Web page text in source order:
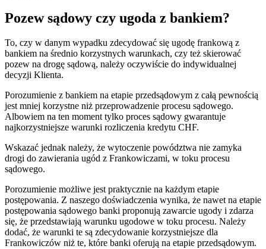
Pozew sądowy czy ugoda z bankiem?
To, czy w danym wypadku zdecydować się ugodę frankową z
bankiem na średnio korzystnych warunkach, czy też skierować
pozew na drogę sądową, należy oczywiście do indywidualnej
decyzji Klienta.
Porozumienie z bankiem na etapie przedsądowym z całą pewnością
jest mniej korzystne niż przeprowadzenie procesu sądowego.
Albowiem na ten moment tylko proces sądowy gwarantuje
najkorzystniejsze warunki rozliczenia kredytu CHF.
Wskazać jednak należy, że wytoczenie powództwa nie zamyka
drogi do zawierania ugód z Frankowiczami, w toku procesu
sądowego.
Porozumienie możliwe jest praktycznie na każdym etapie
postępowania. Z naszego doświadczenia wynika, że nawet na etapie
postępowania sądowego banki proponują zawarcie ugody i zdarza
się, że przedstawiają warunku ugodowe w toku procesu. Należy
dodać, że warunki te są zdecydowanie korzystniejsze dla
Frankowiczów niż te, które banki oferują na etapie przedsądowym.